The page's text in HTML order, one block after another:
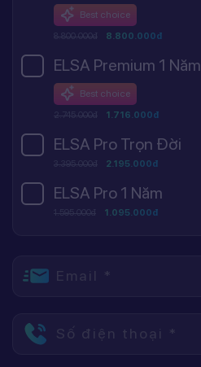
Best choice
8.800.000đ 8.800.000đ
ELSA Premium 1 Năm
Best choice
2.745.000đ 1.716.000đ
ELSA Pro Trọn Đời
3.395.000đ 2.195.000đ
ELSA Pro 1 Năm
1.595.000đ 1.095.000đ
Email *
Số điện thoại *